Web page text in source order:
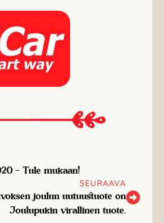
– Tule mukaan!
SEURAAVA
joulun uutuustuote on
Joulupukin virallinen tuote.